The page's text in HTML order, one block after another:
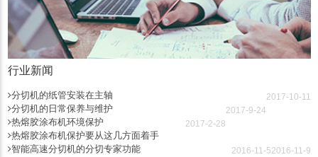
行业新闻
分切机的纸管安装在主轴 2017-10-11
分切机的日常保养与维护 2017-9-24
热熔胶涂布机环境保护 2017-2-28
热熔胶涂布机保护要从这几方面着手
2016-11-9
智能高速分切机的分切专家功能 2016-11-5